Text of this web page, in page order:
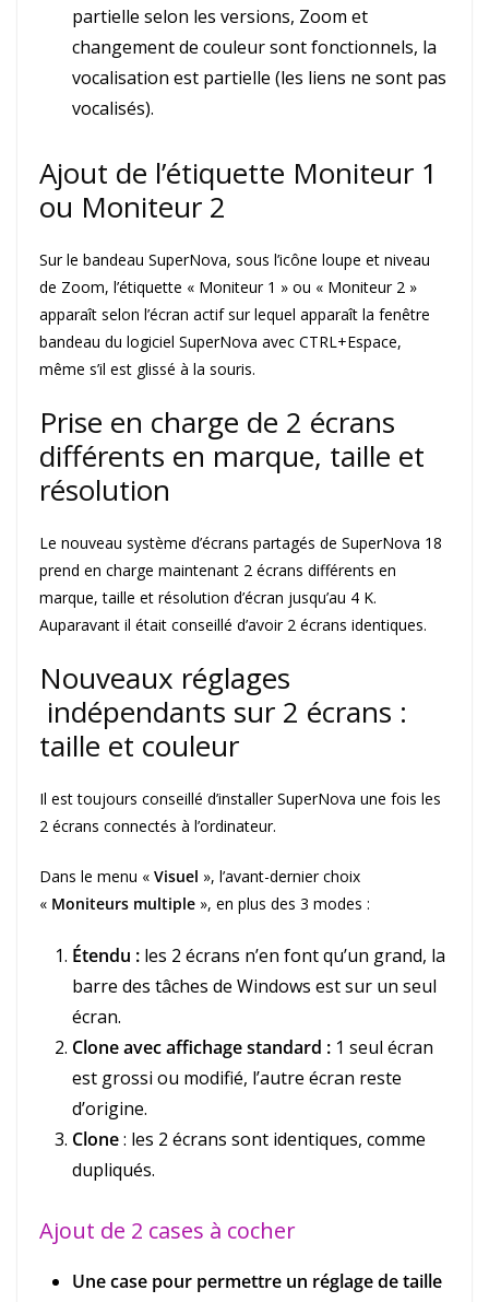
partielle selon les versions, Zoom et
changement de couleur sont fonctionnels, la
vocalisation est partielle (les liens ne sont pas
vocalisés).
Ajout de l’étiquette Moniteur 1
ou Moniteur 2
Sur le bandeau SuperNova, sous l’icône loupe et niveau
de Zoom, l’étiquette « Moniteur 1 » ou « Moniteur 2 »
apparaît selon l’écran actif sur lequel apparaît la fenêtre
bandeau du logiciel SuperNova avec CTRL+Espace,
même s’il est glissé à la souris.
Prise en charge de 2 écrans
différents en marque, taille et
résolution
Le nouveau système d’écrans partagés de SuperNova 18
prend en charge maintenant 2 écrans différents en
marque, taille et résolution d’écran jusqu’au 4 K.
Auparavant il était conseillé d’avoir 2 écrans identiques.
Nouveaux réglages
indépendants sur 2 écrans :
taille et couleur
Il est toujours conseillé d’installer SuperNova une fois les
2 écrans connectés à l’ordinateur.
Dans le menu « Visuel », l’avant-dernier choix
« Moniteurs multiple », en plus des 3 modes :
Étendu : les 2 écrans n’en font qu’un grand, la
barre des tâches de Windows est sur un seul
écran.
Clone avec affichage standard : 1 seul écran
est grossi ou modifié, l’autre écran reste
d’origine.
Clone: les 2 écrans sont identiques, comme
dupliqués.
Ajout de 2 cases à cocher
Une case pour permettre un réglage de taille